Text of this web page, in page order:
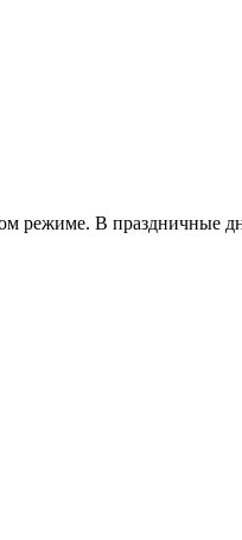
режиме. В праздничные